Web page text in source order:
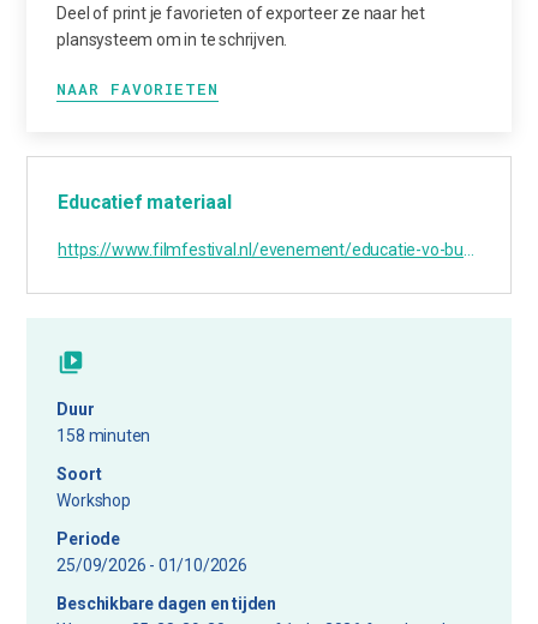
Deel of print je favorieten of exporteer ze naar het
plansysteem om in te schrijven.
NAAR FAVORIETEN
Educatief materiaal
Duur
158 minuten
Soort
Workshop
Periode
25/09/2026 - 01/10/2026
Beschikbare dagen en tijden